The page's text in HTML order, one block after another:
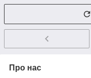
Про нас